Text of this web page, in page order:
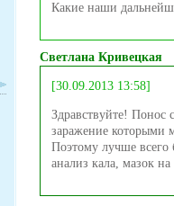
Какие наши
Светлана Кривецкая
[30.09.2013 13:58]
Здравствуйте! Понос
заражение которыми
Поэтому лучше всего
анализ кала, мазок